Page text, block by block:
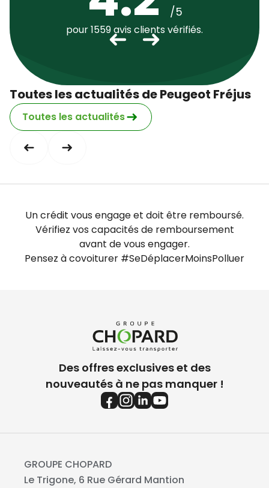
08:00 - 12:00 14:00 - 18:00
08:00 - 12:00 14:00 - 17:00
Dimanche
fermé
/5
pour 1559 avis clients vérifiés.
Toutes les actualités de Peugeot Fréjus
Toutes les actualités
Un crédit vous engage et doit être remboursé.
Vérifiez vos capacités de remboursement
avant de vous engager.
Pensez à covoiturer #SeDéplacerMoinsPolluer
Des offres exclusives et des
nouveautés à ne pas manquer !
GROUPE CHOPARD
Le Trigone, 6 Rue Gérard Mantion